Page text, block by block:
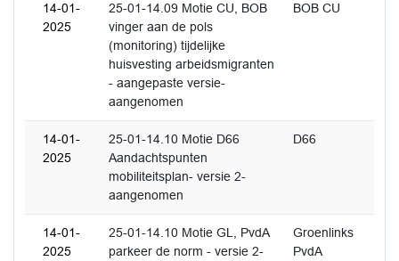
14-01-
2025
25-01-14.09 Motie CU, BOB
vinger aan de pols
(monitoring) tijdelijke
huisvesting arbeidsmigranten
- aangepaste versie-
aangenomen
BOB CU
14-01-
2025
25-01-14.10 Motie D66
Aandachtspunten
mobiliteitsplan- versie 2-
aangenomen
D66
14-01-
2025
25-01-14.10 Motie GL, PvdA
parkeer de norm - versie 2-
Groenlinks
PvdA